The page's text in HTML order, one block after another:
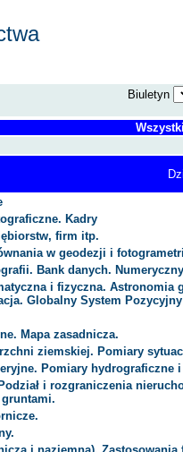
Biuletyn
Kadry
firm itp.
w geodezji i
Bank danych.
i fizyczna.
Globalny System Pozycyjny
Mapa zasadnicza.
ziemskiej. Pomiary
Pomiary hydrograficzne
i rozgraniczenia